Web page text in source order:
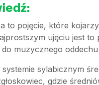
to pojęcie, które
ujęciu jest
muzycznego
sylabicznym
gdzie